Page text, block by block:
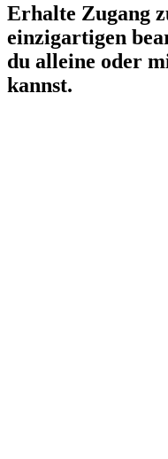
Erhalte Zugang
einzigartigen
du alleine oder
kannst.